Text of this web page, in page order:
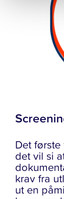
Det
det vil si
krav fra
ut en